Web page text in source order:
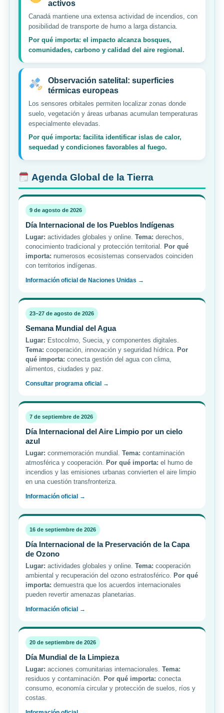
activos
Canadá mantiene una extensa actividad de incendios, con
posibilidad de transporte de humo a larga distancia.
Por qué importa: el impacto alcanza bosques,
comunidades, carbono y calidad del aire regional.
Observación satelital: superficies
térmicas europeas
Los sensores orbitales permiten localizar zonas donde
suelo, vegetación y áreas urbanas acumulan temperaturas
especialmente elevadas.
Por qué importa: facilita identificar islas de calor,
sequedad y condiciones favorables al fuego.
Agenda Global de la Tierra
9 de agosto de 2026
Día Internacional de los Pueblos Indígenas
Lugar: actividades globales y online. Tema: derechos,
conocimiento tradicional y protección territorial.
Por qué
importa: numerosos ecosistemas conservados coinciden
con territorios indígenas.
Información oficial de Naciones Unidas →
23–27 de agosto de 2026
Semana Mundial del Agua
Lugar: Estocolmo, Suecia, y componentes digitales.
Tema: cooperación, innovación y seguridad hídrica.
Por
qué importa: conecta gestión del agua con clima,
alimentos, ciudades y paz.
Consultar programa oficial →
7 de septiembre de 2026
Día Internacional del Aire Limpio por un cielo
azul
Lugar: conmemoración mundial. Tema: contaminación
atmosférica y cooperación.
Por qué importa: el humo de
incendios y las emisiones urbanas convierten el aire limpio
en una cuestión transfronteriza.
Información oficial →
16 de septiembre de 2026
Día Internacional de la Preservación de la Capa
de Ozono
Lugar: actividades globales y online. Tema: cooperación
ambiental y recuperación del ozono estratosférico.
Por qué
importa: demuestra que los acuerdos internacionales
pueden revertir amenazas planetarias.
Información oficial →
20 de septiembre de 2026
Día Mundial de la Limpieza
Lugar: acciones comunitarias internacionales. Tema:
residuos y contaminación.
Por qué importa: conecta
consumo, economía circular y protección de suelos, ríos y
costas.